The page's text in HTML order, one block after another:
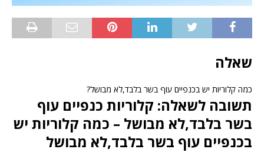
שאלה
כמה קלוריות יש בכנפיים עוף בשר בלבד,לא מבושל?
תשובה לשאלה: קלוריות כנפיים עוף
בשר בלבד,לא מבושל – כמה קלוריות יש
בכנפיים עוף בשר בלבד,לא מבושל